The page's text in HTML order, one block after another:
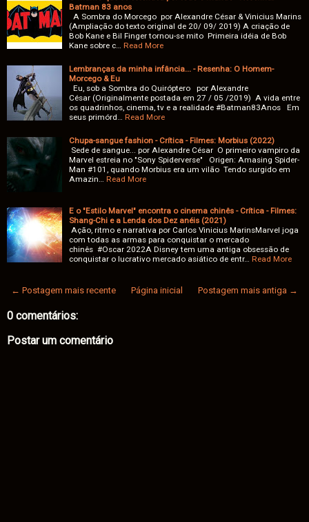
Batman 83 anos
A Sombra do Morcego por Alexandre César & Vinicius Marins
(Ampliação do texto original de 20/ 09/ 2019) A criação de
Bob Kane e Bil Finger tornou-se mito Primeira idéia de Bob
Kane sobre c…
Read More
Lembranças da minha infância... - Resenha: O Homem-
Morcego & Eu
Eu, sob a Sombra do Quiróptero por Alexandre
César (Originalmente postada em 27 / 05 /2019) A vida entre
os quadrinhos, cinema, tv e a realidade #Batman83Anos Em
seus primórd…
Read More
Chupa-sangue fashion - Crítica - Filmes: Morbius (2022)
Sede de sangue... por Alexandre César O primeiro vampiro da
Marvel estreia no "Sony Spiderverse" Origen: Amasing Spider-
Man #101, quando Morbius era um vilão Tendo surgido em
Amazin…
Read More
E o "Estilo Marvel" encontra o cinema chinês - Crítica - Filmes:
Shang-Chi e a Lenda dos Dez anéis (2021)
Ação, ritmo e narrativa por Carlos Vinicius MarinsMarvel joga
com todas as armas para conquistar o mercado
chinês #Oscar 2022A Disney tem uma antiga obsessão de
conquistar o lucrativo mercado asiático de entr…
Read More
← Postagem mais recente Postagem mais antiga →
Página inicial
0 comentários:
Postar um comentário